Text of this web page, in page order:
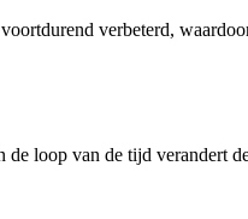
verbeterd,
loop van de tijd verandert